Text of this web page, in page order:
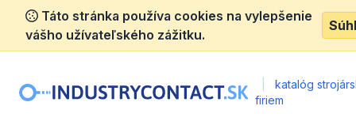
Táto stránka používa cookies na vylepšenie
vášho užívateľského zážitku.
katalóg
firiem